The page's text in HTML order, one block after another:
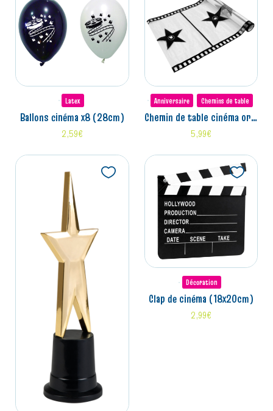
Latex
ballons cinéma x8 (28cm)
2,59€
Anniversaire Chemins de table
chemin de table cinéma organza (28cm x 5m)
5,99€
Décoration
clap de cinéma (18x20cm)
2,99€